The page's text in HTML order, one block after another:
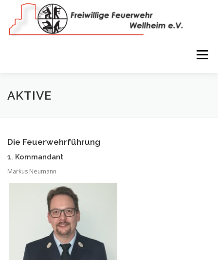
springen
Menü
NEWS
AKTIVE
Die Feuerwehrführung
1. Kommandant
Markus Neumann